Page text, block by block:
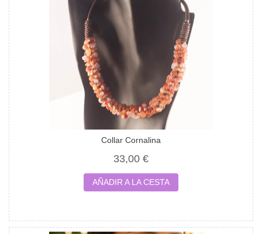
Collar Cornalina
33,00 €
AÑADIR A LA CESTA